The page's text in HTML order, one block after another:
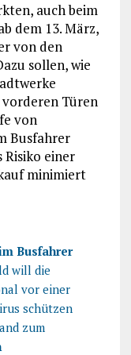
auch beim
dem 13. März,
von den
sollen, wie
Türen
von
Busfahrer
Risiko einer
minimiert
Busfahrer
will die
vor einer
schützen
zum